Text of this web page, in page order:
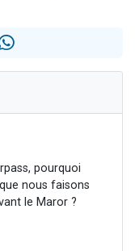
en groupe sur Zoom
Torah-Box Music
6 personnes viennent de nous rejoindre sur WhatsApp
pourquoi
nous faisons
le Maror ?